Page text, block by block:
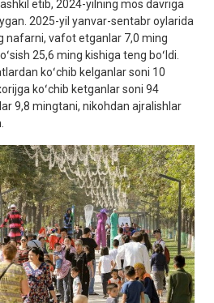
etib, 2024-yilning mos davriga
2025-yil yanvar-sentabr oylarida
nafarni, vafot etganlar 7,0 ming
25,6 ming kishiga teng boʻldi.
koʻchib kelganlar soni 10
koʻchib ketganlar soni 94
9,8 mingtani, nikohdan ajralishlar